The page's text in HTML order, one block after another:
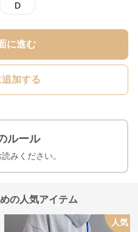
D
に進む
加する
ルール
みください。
の人気アイテム
人気